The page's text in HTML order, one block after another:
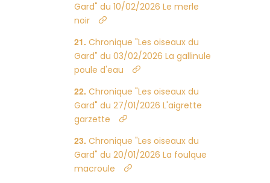
Gard" du 10/02/2026 Le merle
noir
Chronique "Les oiseaux du
Gard" du 03/02/2026 La gallinule
poule d'eau
Chronique "Les oiseaux du
Gard" du 27/01/2026 L'aigrette
garzette
Chronique "Les oiseaux du
Gard" du 20/01/2026 La foulque
macroule